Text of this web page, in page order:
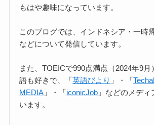
もはや趣味になっています。
このブログでは、インドネシア・一時
などについて発信しています。
また、TOEICで990点満点（2024年9
語も好きで、「英語びより 」・「
MEDIA 」・「iconicJob 」などのメデ
います。